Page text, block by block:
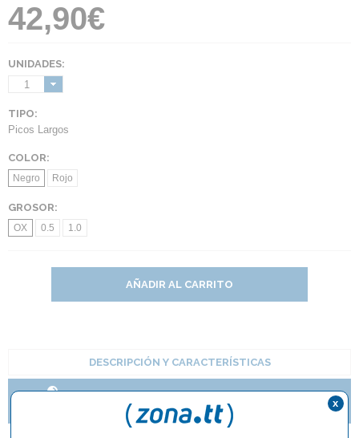
42,90€
UNIDADES:
1
TIPO:
Picos Largos
COLOR:
Negro Rojo
GROSOR:
OX 0.5 1.0
AÑADIR AL CARRITO
DESCRIPCIÓN Y CARACTERÍSTICAS
BUTTERFLY
x